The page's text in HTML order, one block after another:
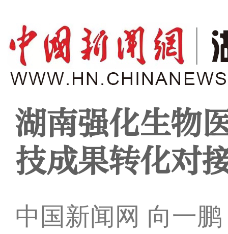
湖南强化生物
技成果转化对
中国新闻网 向一鹏